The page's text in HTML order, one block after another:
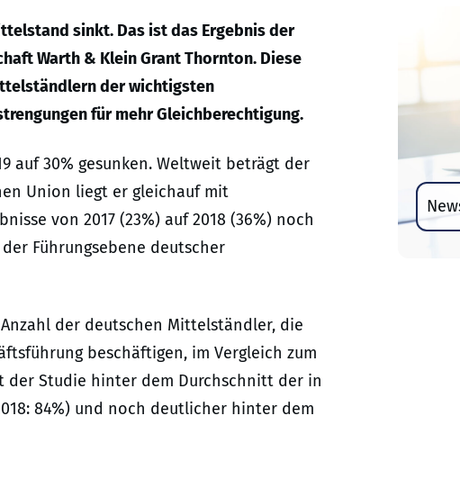
sinkt. Das ist das Ergebnis der
Warth & Klein Grant Thornton. Diese
der wichtigsten
für mehr Gleichberechtigung.
auf 30% gesunken. Weltweit beträgt der
Union liegt er gleichauf mit
von 2017 (23%) auf 2018 (36%) noch
Führungsebene deutscher
der deutschen Mittelständler, die
beschäftigen, im Vergleich zum
der Studie hinter dem Durchschnitt der in
84%) und noch deutlicher hinter dem